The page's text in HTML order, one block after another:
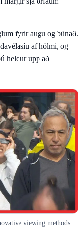
fyrir augu og búnað.
af hólmi, og
heldur upp að
viewing methods